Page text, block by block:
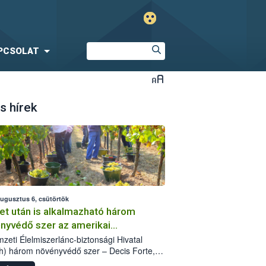
hírek
6, csütörtök
után is alkalmazható három
szer az amerikai
ellen
Élelmiszerlánc-biztonsági Hivatal
három növényvédő szer – Decis Forte,
24 EW, Oroganic – engedélyokiratát